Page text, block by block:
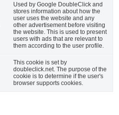
Used by Google DoubleClick and
stores information about how the
user uses the website and any
other advertisement before visiting
the website. This is used to present
users with ads that are relevant to
them according to the user profile.
This cookie is set by
doubleclick.net. The purpose of the
cookie is to determine if the user's
browser supports cookies.